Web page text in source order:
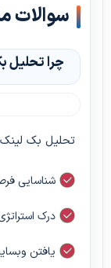
سوالات
چرا تحلیل
تحلیل بک
شناسایی
درک
یافتن